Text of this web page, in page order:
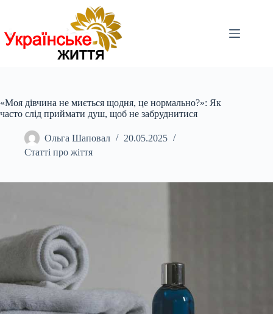
«Моя дівчина не миється щодня, це нормально?»: Як
часто слід приймати душ, щоб не забруднитися
Ольга Шаповал
20.05.2025
Статті про жіття